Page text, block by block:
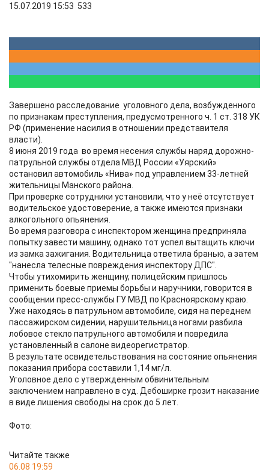
15.07.2019 15:53 533
Завершено расследование уголовного дела, возбужденного
по признакам преступления, предусмотренного ч. 1 ст. 318 УК
РФ (применение насилия в отношении представителя
власти).
8 июня 2019 года во время несения службы наряд дорожно-
патрульной службы отдела МВД России «Уярский»
остановил автомобиль «Нива» под управлением 33-летней
жительницы Манского района.
При проверке сотрудники установили, что у неё отсутствует
водительское удостоверение, а также имеются признаки
алкогольного опьянения.
Во время разговора с инспектором женщина предприняла
попытку завести машину, однако тот успел вытащить ключи
из замка зажигания. Водительница ответила бранью, а затем
"нанесла телесные повреждения инспектору ДПС".
Чтобы утихомирить женщину, полицейским пришлось
применить боевые приемы борьбы и наручники, говорится в
сообщении пресс-службы ГУ МВД по Красноярскому краю.
Уже находясь в патрульном автомобиле, сидя на переднем
пассажирском сидении, нарушительница ногами разбила
лобовое стекло патрульного автомобиля и повредила
установленный в салоне видеорегистратор.
В результате освидетельствования на состояние опьянения
показания прибора составили 1,14 мг/л.
Уголовное дело с утвержденным обвинительным
заключением направлено в суд. Дебоширке грозит наказание
в виде лишения свободы на срок до 5 лет.
Фото:
Читайте также
06.08 19:59